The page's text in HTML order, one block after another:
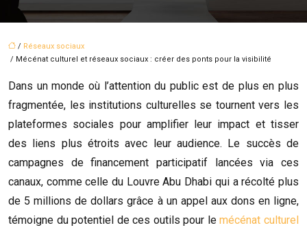
/ Réseaux sociaux
/ Mécénat culturel et réseaux sociaux : créer des ponts pour la visibilité
Dans un monde où l’attention du public est de plus en plus
fragmentée, les institutions culturelles se tournent vers les
plateformes sociales pour amplifier leur impact et tisser
des liens plus étroits avec leur audience. Le succès de
campagnes de financement participatif lancées via ces
canaux, comme celle du Louvre Abu Dhabi qui a récolté plus
de 5 millions de dollars grâce à un appel aux dons en ligne,
témoigne du potentiel de ces outils pour lemécénat culturel